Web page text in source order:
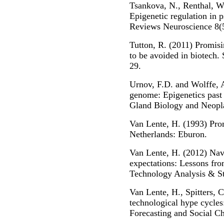
Tsankova, N., Renthal,
Epigenetic regulation in
Reviews Neuroscience
Tutton, R. (2011)
to be avoided in biotech.
29.
Urnov, F.D. and Wolffe,
genome: Epigenetics
Gland Biology and
Van Lente, H. (1993)
Netherlands: Eburon.
Van Lente, H. (2012)
expectations: Lessons
Technology Analysis &
Van Lente, H., Spitters,
technological hype
Forecasting and Social